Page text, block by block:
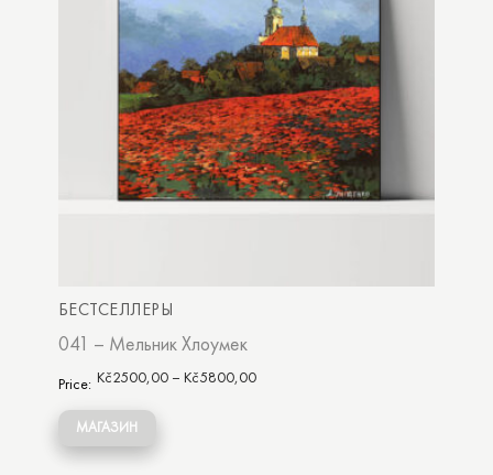
БЕСТСЕЛЛЕРЫ
041 – Мельник Хлоумек
Kč2500,00 – Kč5800,00
Price:
МАГАЗИН